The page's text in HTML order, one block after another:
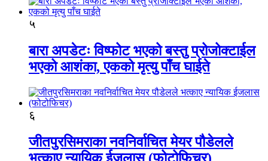
५
बारा अपडेटः विष्फोट भएको बस्तु प्रोजोक्टाईल
भएको आशंका, एकको मृत्यु पाँच घाईते
६
जीतपुरसिमराका नवनिर्वाचित मेयर पौडेलले
भत्काए न्यायिक ईजलास (फोटोफिचर)